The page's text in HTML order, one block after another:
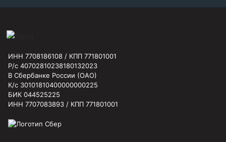
ИНН 7708186108 / КПП 771801001
Р/с 40702810238180132023
В Сбербанке России (ОАО)
К/с 30101810400000000225
БИК 044525225
ИНН 7707083893 / КПП 771801001